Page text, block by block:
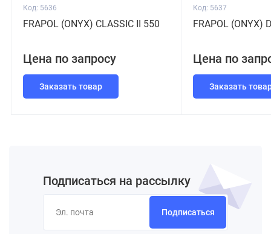
Код: 5636
FRAPOL (ONYX) CLASSIC II 550
Цена по запросу
Заказать товар
Код: 5637
FRAPOL (ONYX)
Цена по
Заказать
Подписаться на рассылку
Подписаться